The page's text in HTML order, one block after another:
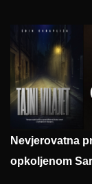
Nevjerovatna
opkoljenom